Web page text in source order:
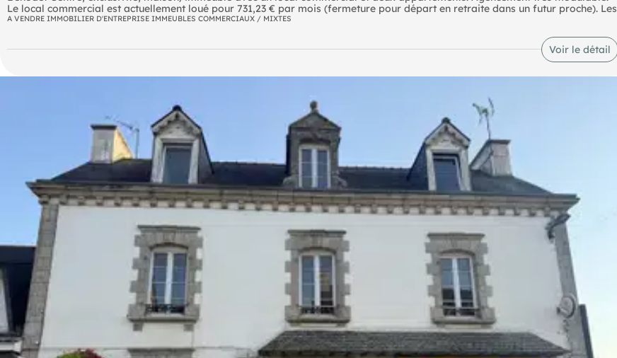
Le local commercial est actuellement loué pour 731,23 € par mois (fermeture pour départ en retraite dans un futur proche). Les
deux appartements sont vacants, libres de locataires.
d'environ 120 m². Le studio de 19 m² pourrait être réintégré au commerce déjà existant en rouvrant une porte condamnée. Le
commerce de 30 m² pourrait ainsi faire 49 m² sans compter la chaufferie local technique (gaz de ville). Le commerce a deux
Tout l'étage consiste en un appartement de type T2 d'environ 33 m² avec une cuisine ouverte sur le séjour, donnant sur une
Possibilité de garer un ou deux véhicules sur la propriété. Il y a de nombreuses places également dans la rue, ainsi que sur le
Cet immeuble/maison n'est pas une copropriété. Nous avons effectué une étude de faisabilité pour créer une copropriété en 3
lots: merci de me contacter pour que je vous donne les éléments.
Assainissement collectif.
Taxe foncière: 515 €.
Electricité à revoir (installation d'origine dans les deux appartements mais déjà mise aux normes dans le commerce).
Situé à l'intersection de rues très fréquentées, cet immeuble/maison est un choix idéal si vous cherchez une excellente visibilité
pour le commerce, tout en ayant un jardin et du parking, et un complément de revenu avec une ou deux locations longues ou
courtes durées.
En exclusivité chez Les honoraires d'agence sont à la charge de l'acquéreur, soit 4,76% TTC du prix hors honoraires.
Logement à consommation énergétique excessive : classe F
Les informations sur les risques auxquels ce bien est exposé sont disponibles sur le site Géorisques : georisques. gouv. fr.
A VENDRE IMMOBILIER D'ENTREPRISE IMMEUBLES COMMERCIAUX / MIXTES
Voir le détail